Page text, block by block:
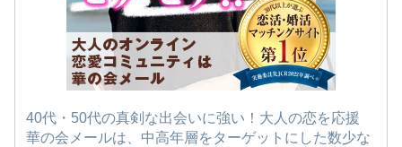
40代・50代の真剣な出会いに強い！大人の恋を応援
華の会メールは、中高年層をターゲットにした数少な